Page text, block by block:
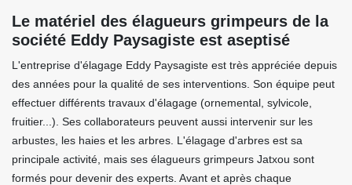
Le matériel des élagueurs grimpeurs de la
société Eddy Paysagiste est aseptisé
L'entreprise d'élagage Eddy Paysagiste est très appréciée depuis
des années pour la qualité de ses interventions. Son équipe peut
effectuer différents travaux d'élagage (ornemental, sylvicole,
fruitier...). Ses collaborateurs peuvent aussi intervenir sur les
arbustes, les haies et les arbres. L'élagage d'arbres est sa
principale activité, mais ses élagueurs grimpeurs Jatxou sont
formés pour devenir des experts. Avant et après chaque